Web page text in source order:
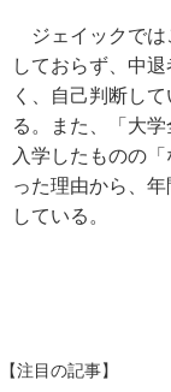
ジェイックでは
しておらず、中
く、自己判断し
る。また、「大
入学したものの
った理由から、
している。
【注目の記事】